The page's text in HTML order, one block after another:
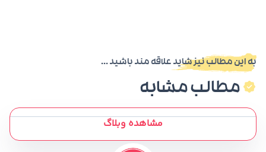
به این مطالب نیز شاید علاقه مند باشید ...
مطالب مشابه
مشاهده وبلاگ